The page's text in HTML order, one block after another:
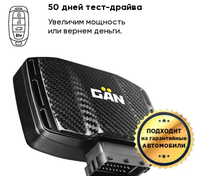
50 дней тест-драйва
Увеличим мощность
или вернем деньги.